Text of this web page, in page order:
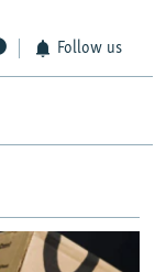
Follow us